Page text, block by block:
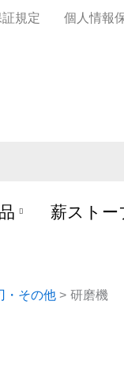
規定 個人情報
薪ストー
・その他 研磨機